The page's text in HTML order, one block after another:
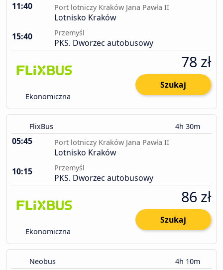
11:40 Port lotniczy Kraków Jana Pawła II
Lotnisko Kraków
15:40
Przemyśl
PKS. Dworzec autobusowy
Ekonomiczna
78 zł
Szukaj
FlixBus 4h 30m
05:45 Port lotniczy Kraków Jana Pawła II
Lotnisko Kraków
10:15
Przemyśl
PKS. Dworzec autobusowy
Ekonomiczna
86 zł
Szukaj
Neobus 4h 10m